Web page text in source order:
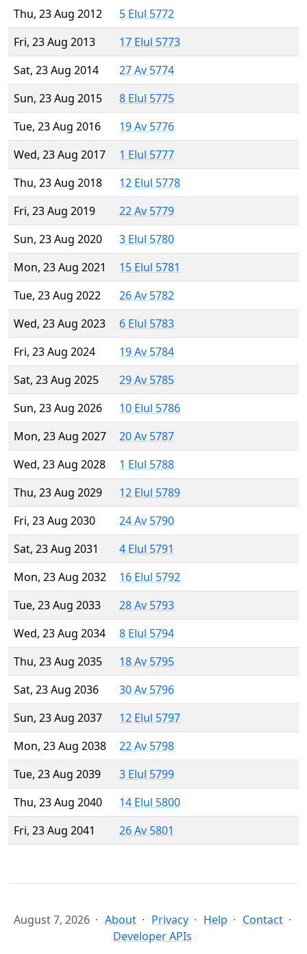
Thu, 23 Aug 2012
5 Elul 5772
Fri, 23 Aug 2013
17 Elul 5773
Sat, 23 Aug 2014
27 Av 5774
Sun, 23 Aug 2015
8 Elul 5775
Tue, 23 Aug 2016
19 Av 5776
Wed, 23 Aug 2017
1 Elul 5777
Thu, 23 Aug 2018
12 Elul 5778
Fri, 23 Aug 2019
22 Av 5779
Sun, 23 Aug 2020
3 Elul 5780
Mon, 23 Aug 2021
15 Elul 5781
Tue, 23 Aug 2022
26 Av 5782
Wed, 23 Aug 2023
6 Elul 5783
Fri, 23 Aug 2024
19 Av 5784
Sat, 23 Aug 2025
29 Av 5785
Sun, 23 Aug 2026
10 Elul 5786
Mon, 23 Aug 2027
20 Av 5787
Wed, 23 Aug 2028
1 Elul 5788
Thu, 23 Aug 2029
12 Elul 5789
Fri, 23 Aug 2030
24 Av 5790
Sat, 23 Aug 2031
4 Elul 5791
Mon, 23 Aug 2032
16 Elul 5792
Tue, 23 Aug 2033
28 Av 5793
Wed, 23 Aug 2034
8 Elul 5794
Thu, 23 Aug 2035
18 Av 5795
Sat, 23 Aug 2036
30 Av 5796
Sun, 23 Aug 2037
12 Elul 5797
Mon, 23 Aug 2038
22 Av 5798
Tue, 23 Aug 2039
3 Elul 5799
Thu, 23 Aug 2040
14 Elul 5800
Fri, 23 Aug 2041
26 Av 5801
August 7, 2026 About Privacy Help
Contact
Developer APIs